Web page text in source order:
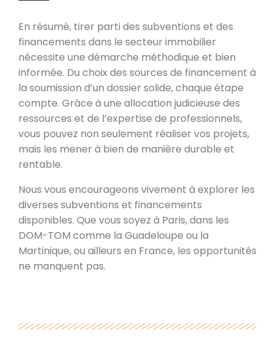
En résumé, tirer parti des subventions et des
financements dans le secteur immobilier
nécessite une démarche méthodique et bien
informée. Du choix des sources de financement à
la soumission d’un dossier solide, chaque étape
compte. Grâce à une allocation judicieuse des
ressources et de l’expertise de professionnels,
vous pouvez non seulement réaliser vos projets,
mais les mener à bien de manière durable et
rentable.
Nous vous encourageons vivement à explorer les
diverses subventions et financements
disponibles. Que vous soyez à Paris, dans les
DOM-TOM comme la Guadeloupe ou la
Martinique, ou ailleurs en France, les opportunités
ne manquent pas.